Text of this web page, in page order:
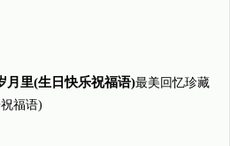
月里(生日快乐祝福语)最美回忆珍藏
福语)